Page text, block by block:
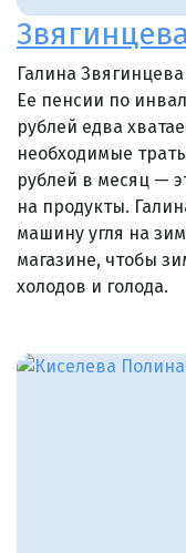
Галина
Ее пенсии по
рублей едва
необходимые
рублей в месяц —
на продукты.
машину угля на
магазине, чтобы
холодов и голода.